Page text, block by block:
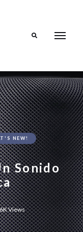
NEW!
Sonido
Views